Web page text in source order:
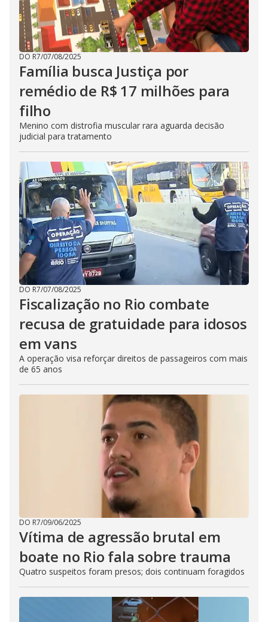
DO R7/07/08/2025
Família busca Justiça por
remédio de R$ 17 milhões para
filho
Menino com distrofia muscular rara aguarda decisão
judicial para tratamento
DO R7/07/08/2025
Fiscalização no Rio combate
recusa de gratuidade para idosos
em vans
A operação visa reforçar direitos de passageiros com mais
de 65 anos
DO R7/09/06/2025
Vítima de agressão brutal em
boate no Rio fala sobre trauma
Quatro suspeitos foram presos; dois continuam foragidos